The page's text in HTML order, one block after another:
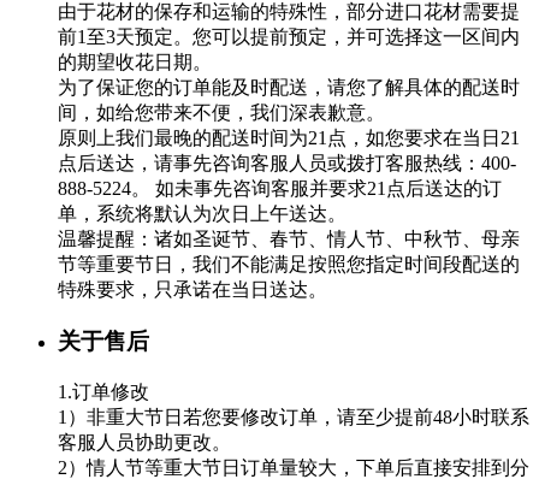
由于花材的保存和运输的特殊性，部分进口花材需要提
前1至3天预定。您可以提前预定，并可选择这一区间内
的期望收花日期。
为了保证您的订单能及时配送，请您了解具体的配送时
间，如给您带来不便，我们深表歉意。
原则上我们最晚的配送时间为21点，如您要求在当日21
点后送达，请事先咨询客服人员或拨打客服热线：400-
888-5224。 如未事先咨询客服并要求21点后送达的订
单，系统将默认为次日上午送达。
温馨提醒：诸如圣诞节、春节、情人节、中秋节、母亲
节等重要节日，我们不能满足按照您指定时间段配送的
特殊要求，只承诺在当日送达。
关于售后
1.订单修改
1）非重大节日若您要修改订单，请至少提前48小时联系
客服人员协助更改。
2）情人节等重大节日订单量较大，下单后直接安排到分